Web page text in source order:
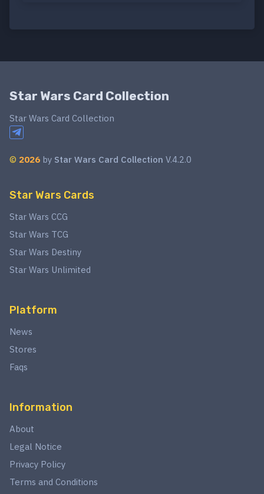
Star Wars Card Collection
Star Wars Card Collection
© 2026 by Star Wars Card Collection V.4.2.0
Star Wars Cards
Star Wars CCG
Star Wars TCG
Star Wars Destiny
Star Wars Unlimited
Platform
News
Stores
Faqs
Information
About
Legal Notice
Privacy Policy
Terms and Conditions